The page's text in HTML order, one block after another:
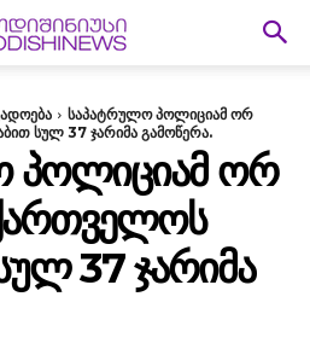
საპატრულო პოლიციამ ორ
სულ 37 ჯარიმა გამოწერა.
ᲞᲝᲚᲘᲪᲘᲐᲛ ᲝᲠ
37 ᲯᲐᲠᲘᲛᲐ